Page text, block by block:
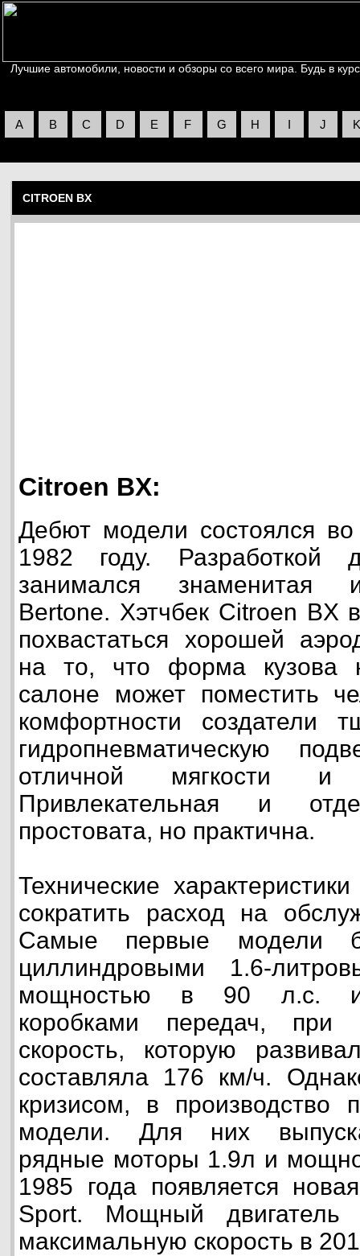
Лучшие автомобили, новости и обзоры со всего мира. Будь в
A B C D E F G H I J K
CITROEN BX
Citroen BX:
Дебют модели состоялся
1982 году. Разработкой
занимался знаменитая
Bertone. Хэтчбек Citroen BX
похвастаться хорошей
на то, что форма кузова
салоне может поместить
комфортности создатели
гидропневматическую
отличной мягкости и
Привлекательная и
простовата, но практична.
Технические
сократить расход на
Самые первые модели
циллиндровыми 1.6-
мощностью в 90 л.с. и
коробками передач, при
скорость, которую
составляла 176 км/ч.
кризисом, в производство
модели. Для них
рядные моторы 1.9л и
1985 года появляется
Sport. Мощный двигатель
максимальную скорость в